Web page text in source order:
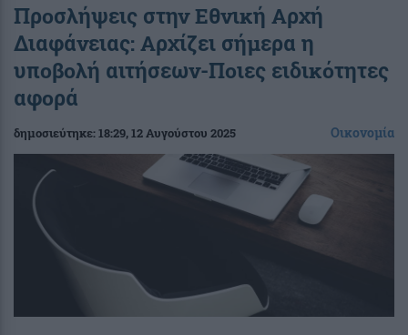
Προσλήψεις στην Εθνική Αρχή
Διαφάνειας: Αρχίζει σήμερα η
υποβολή αιτήσεων-Ποιες ειδικότητες
αφορά
δημοσιεύτηκε:18:29, 12 Αυγούστου 2025 Οικονομία